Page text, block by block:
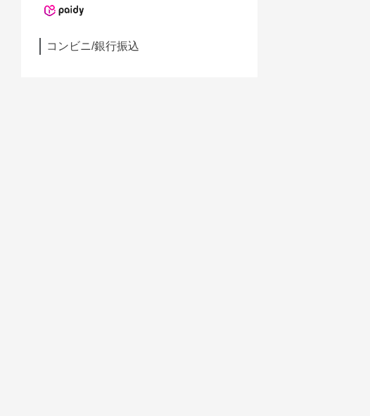
コンビニ/銀行振込